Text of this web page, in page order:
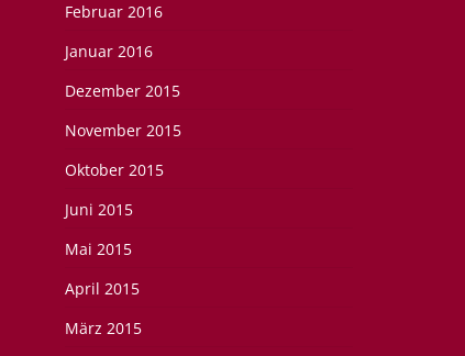
Februar 2016
Januar 2016
Dezember 2015
November 2015
Oktober 2015
Juni 2015
Mai 2015
April 2015
März 2015